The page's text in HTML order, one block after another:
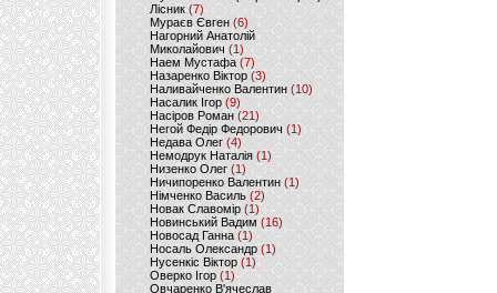
Лісник (7)
Мураєв Євген(6)
Нагорний Анатолій
Миколайович (1)
Наем Мустафа (7)
Назаренко Віктор (3)
Наливайченко Валентин (10)
Насалик Ігор(9)
Насіров Роман (21)
Негой Федір Федорович(1)
Недава Олег(4)
Немодрук Наталія(1)
Низенко Олег (1)
Ничипоренко Валентин (1)
Німченко Василь (2)
Новак Славомір (1)
Новинський Вадим (16)
Новосад Ганна (1)
Носаль Олександр (1)
Нусенкіс Віктор (1)
Оверко Ігор (1)
Овчаренко В'ячеслав